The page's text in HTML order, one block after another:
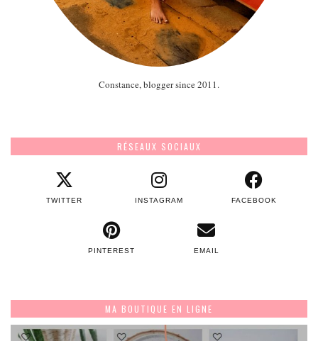
Constance, blogger since 2011.
RÉSEAUX SOCIAUX
TWITTER INSTAGRAM FACEBOOK
PINTEREST EMAIL
MA BOUTIQUE EN LIGNE